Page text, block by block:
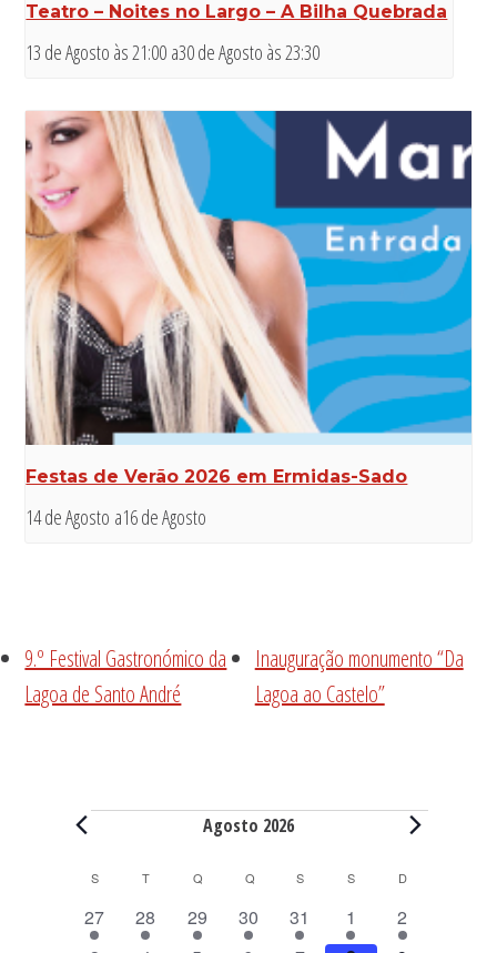
Teatro – Noites no Largo – A Bilha Quebrada
13 de Agosto às 21:00 a30 de Agosto às 23:30
Festas de Verão 2026 em Ermidas-Sado
14 de Agosto a16 de Agosto
9.º Festival Gastronómico da
Lagoa de Santo André
Inauguração monumento “Da
Lagoa ao Castelo”
Eventos Agosto 2026
SSEGUNDA-FEIRA
T TERÇA-FEIRA
Q QUARTA-FEIRA
Q QUINTA-FEIRA
SSEXTA-FEIRA
S SÁBADOD
6
e
27
6
e
28
6
e
29
6
e
30
8
e
31
8
e
1
6
e
2